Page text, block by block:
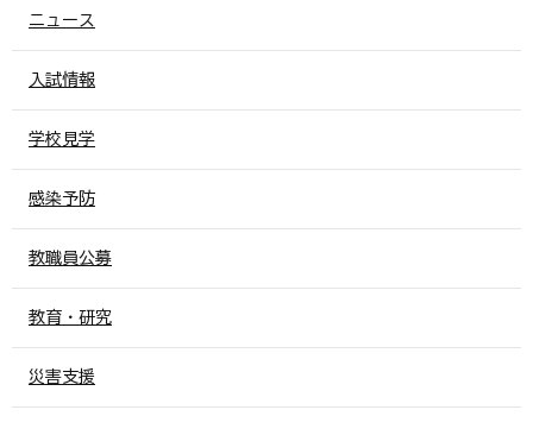
ニュース
入試情報
学校見学
感染予防
教職員公募
教育・研究
災害支援